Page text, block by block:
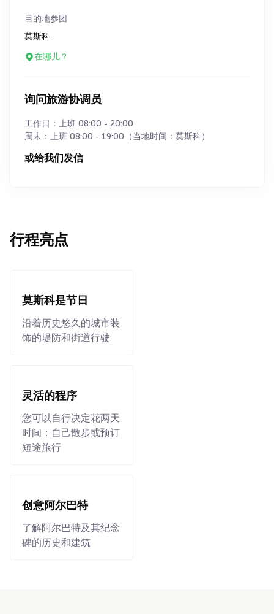
目的地参团
莫斯科
在哪儿？
询问旅游协调员
工作日：上班 08:00 - 20:00
周末：上班 08:00 - 19:00（当地时间：莫斯科）
或给我们发信
行程亮点
莫斯科是节日
沿着历史悠久的城市装
饰的堤防和街道行驶
灵活的程序
您可以自行决定花两天
时间：自己散步或预订
短途旅行
创意阿尔巴特
了解阿尔巴特及其纪念
碑的历史和建筑